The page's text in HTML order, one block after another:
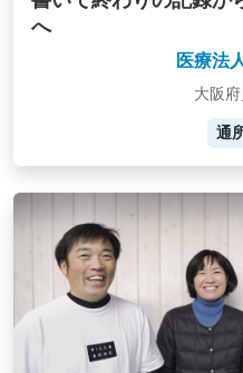
へ
医療法
大阪
通